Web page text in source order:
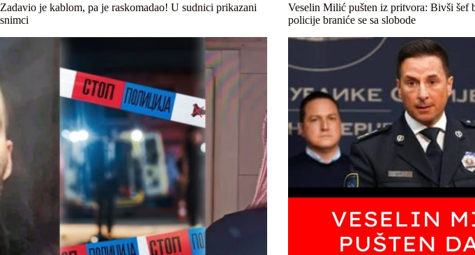
Zadavio je kablom, pa je raskomadao! U sudnici prikazani
snimci
Veselin Milić pušten iz pritvora: Bivši šef
policije braniće se sa slobode